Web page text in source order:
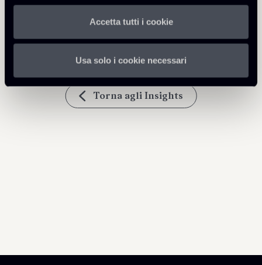
Accetta tutti i cookie
Usa solo i cookie necessari
252 Kb
Torna agli Insights